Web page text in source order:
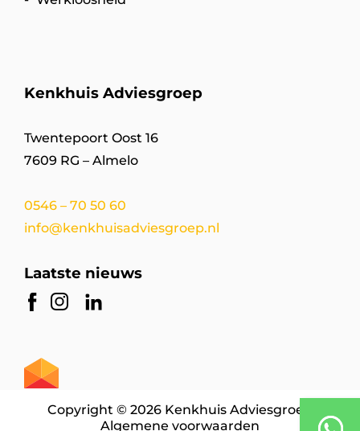
Kenkhuis Adviesgroep
Twentepoort Oost 16
7609 RG – Almelo
0546 – 70 50 60
info@kenkhuisadviesgroep.nl
Laatste nieuws
Copyright © 2026 Kenkhuis Adviesgroep
Algemene voorwaarden